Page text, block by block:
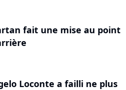
fait une mise au point
Loconte a failli ne plus